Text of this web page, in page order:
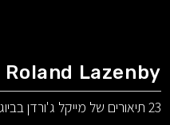
Lazenby
23 תיאורים של מייקל ג'ורדן בביוגרפיה שלו.